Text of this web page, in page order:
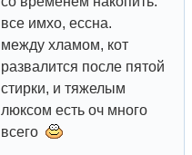
все имхо, ессна.
между хламом, кот
развалится после пятой
стирки, и тяжелым
люксом есть оч много
всего